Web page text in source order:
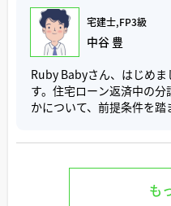
登録制度では、申請があ
画、過去の実績を国交省
託すことを考えるとこれで
つまり登録制度が安心材
登録されているかだけで
許を調べるなど会社の実力
宅建士,FP3級
中谷 豊
Ruby Babyさん、はじめ
す。住宅ローン返済中の
かについて、前提条件を踏
原則として、住宅ローン
ローンは普通の融資では
金利等も優遇されておりも